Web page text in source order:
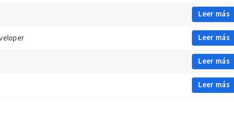
Leer más
Leer más
Leer más
Leer más